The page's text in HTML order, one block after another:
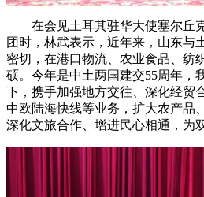
在会见土耳其驻华大使塞尔丘克
团时，林武表示，近年来，山东与
密切，在港口物流、农业食品、纺
硕。今年是中土两国建交55周年，
下，携手加强地方交往、深化经贸
中欧陆海快线等业务，扩大农产品
深化文旅合作、增进民心相通，为